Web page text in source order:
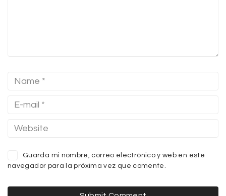
Guarda mi nombre, correo electrónico y web en este
navegador para la próxima vez que comente.